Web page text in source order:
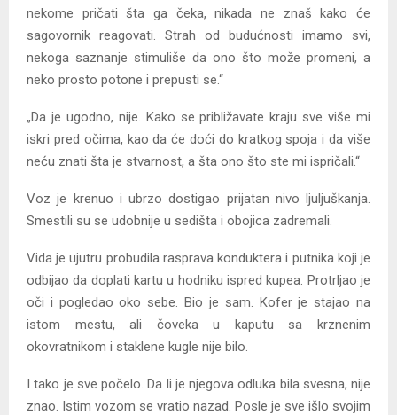
nekome pričati šta ga čeka, nikada ne znaš kako će
sagovornik reagovati. Strah od budućnosti imamo svi,
nekoga saznanje stimuliše da ono što može promeni, a
neko prosto potone i prepusti se.“
„Da je ugodno, nije. Kako se približavate kraju sve više mi
iskri pred očima, kao da će doći do kratkog spoja i da više
neću znati šta je stvarnost, a šta ono što ste mi ispričali.“
Voz je krenuo i ubrzo dostigao prijatan nivo ljuljuškanja.
Smestili su se udobnije u sedišta i obojica zadremali.
Vida je ujutru probudila rasprava konduktera i putnika koji je
odbijao da doplati kartu u hodniku ispred kupea. Protrljao je
oči i pogledao oko sebe. Bio je sam. Kofer je stajao na
istom mestu, ali čoveka u kaputu sa krznenim
okovratnikom i staklene kugle nije bilo.
I tako je sve počelo. Da li je njegova odluka bila svesna, nije
znao. Istim vozom se vratio nazad. Posle je sve išlo svojim